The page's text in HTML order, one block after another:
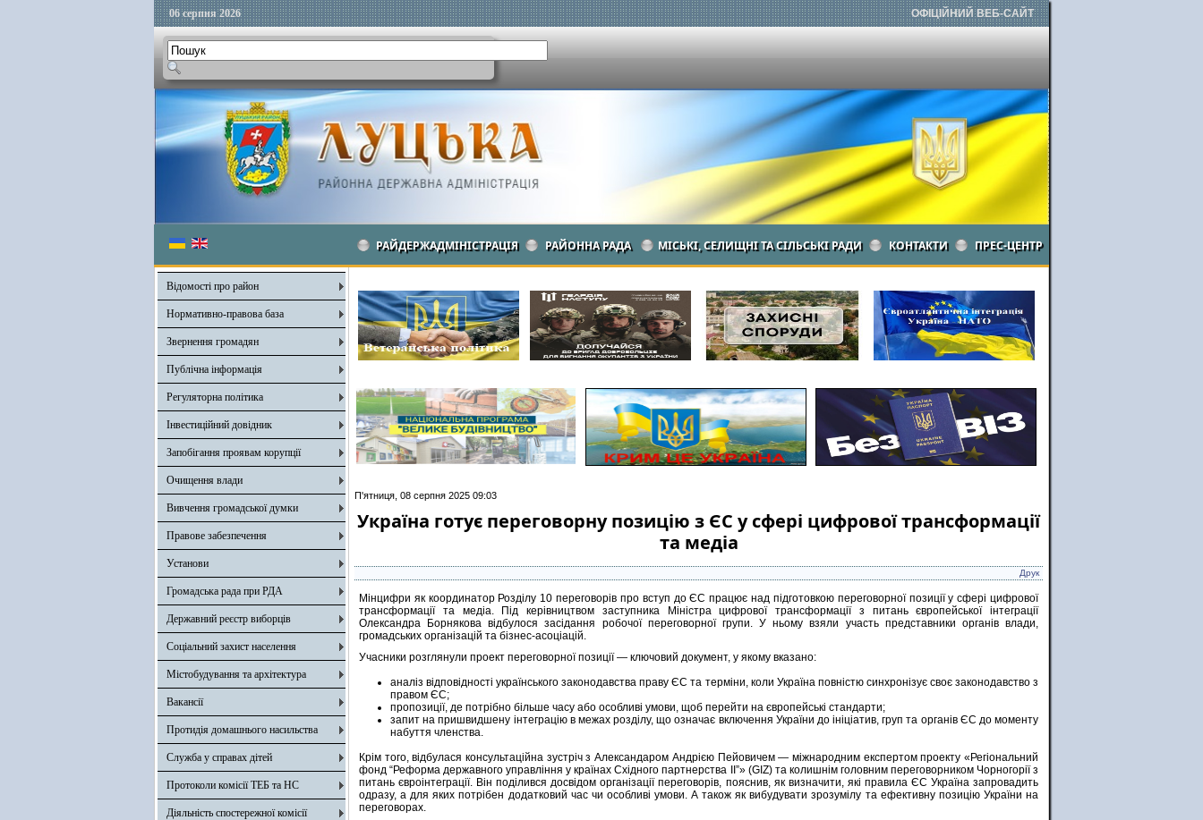
06 серпня 2026 ОФІЦІЙНИЙ ВЕБ-САЙТ
РАЙДЕРЖАДМІНІСТРАЦІЯ РАЙОННА РАДА МІСЬКІ, СЕЛИЩНІ ТА СІЛЬСЬКІ РАДИ КОНТАКТИ ПРЕС-ЦЕНТР
Відомості про район
Нормативно-правова база
Звернення громадян
Публічна інформація
Регуляторна політика
Інвестиційний довідник
Запобігання проявам корупції
Очищення влади
Вивчення громадської думки
Правове забезпечення
Установи
Громадська рада при РДА
Державний реєстр виборців
Соціальний захист населення
Містобудування та архітектура
Вакансії
Протидія домашнього насильства
Служба у справах дітей
Протоколи комісії ТЕБ та НС
Діяльність спостережної комісії
П'ятниця, 08 серпня 2025 09:03
Україна готує переговорну позицію з ЄС у сфері цифрової трансформації
та медіа
Друк
Мінцифри як координатор Розділу 10 переговорів про вступ до ЄС працює над підготовкою переговорної позиції у сфері цифрової
трансформації та медіа. Під керівництвом заступника Міністра цифрової трансформації з питань європейської інтеграції
Олександра Борнякова відбулося засідання робочої переговорної групи. У ньому взяли участь представники органів влади,
громадських організацій та бізнес-асоціацій.
Учасники розглянули проект переговорної позиції — ключовий документ, у якому вказано:
аналіз відповідності українського законодавства праву ЄС та терміни, коли Україна повністю синхронізує своє законодавство з
правом ЄС;
пропозиції, де потрібно більше часу або особливі умови, щоб перейти на європейські стандарти;
запит на пришвидшену інтеграцію в межах розділу, що означає включення України до ініціатив, груп та органів ЄС до моменту
набуття членства.
Крім того, відбулася консультаційна зустріч з Александаром Андрією Пейовичем — міжнародним експертом проекту «Регіональний
фонд “Реформа державного управління у країнах Східного партнерства ІІ”» (GIZ) та колишнім головним переговорником Чорногорії з
питань євроінтеграції. Він поділився досвідом організації переговорів, пояснив, як визначити, які правила ЄС Україна запровадить
одразу, а для яких потрібен додатковий час чи особливі умови. А також як вибудувати зрозумілу та ефективну позицію України на
переговорах.